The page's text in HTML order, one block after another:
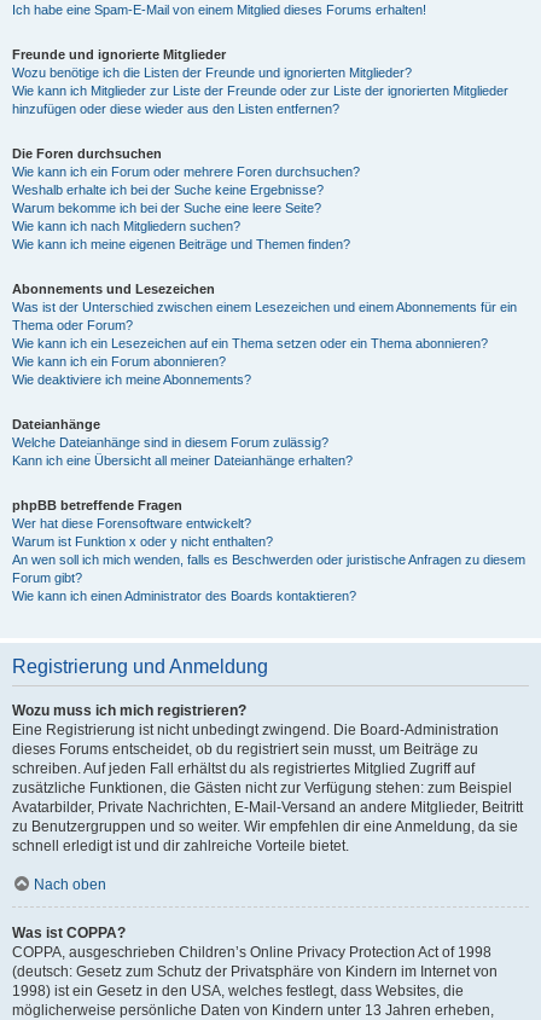
Ich habe eine Spam-E-Mail von einem Mitglied dieses Forums erhalten!
Freunde und ignorierte Mitglieder
Wozu benötige ich die Listen der Freunde und ignorierten Mitglieder?
Wie kann ich Mitglieder zur Liste der Freunde oder zur Liste der ignorierten Mitglieder
hinzufügen oder diese wieder aus den Listen entfernen?
Die Foren durchsuchen
Wie kann ich ein Forum oder mehrere Foren durchsuchen?
Weshalb erhalte ich bei der Suche keine Ergebnisse?
Warum bekomme ich bei der Suche eine leere Seite?
Wie kann ich nach Mitgliedern suchen?
Wie kann ich meine eigenen Beiträge und Themen finden?
Abonnements und Lesezeichen
Was ist der Unterschied zwischen einem Lesezeichen und einem Abonnements für ein
Thema oder Forum?
Wie kann ich ein Lesezeichen auf ein Thema setzen oder ein Thema abonnieren?
Wie kann ich ein Forum abonnieren?
Wie deaktiviere ich meine Abonnements?
Dateianhänge
Welche Dateianhänge sind in diesem Forum zulässig?
Kann ich eine Übersicht all meiner Dateianhänge erhalten?
phpBB betreffende Fragen
Wer hat diese Forensoftware entwickelt?
Warum ist Funktion x oder y nicht enthalten?
An wen soll ich mich wenden, falls es Beschwerden oder juristische Anfragen zu diesem
Forum gibt?
Wie kann ich einen Administrator des Boards kontaktieren?
Registrierung und Anmeldung
Wozu muss ich mich registrieren?
Eine Registrierung ist nicht unbedingt zwingend. Die Board-Administration
dieses Forums entscheidet, ob du registriert sein musst, um Beiträge zu
schreiben. Auf jeden Fall erhältst du als registriertes Mitglied Zugriff auf
zusätzliche Funktionen, die Gästen nicht zur Verfügung stehen: zum Beispiel
Avatarbilder, Private Nachrichten, E-Mail-Versand an andere Mitglieder, Beitritt
zu Benutzergruppen und so weiter. Wir empfehlen dir eine Anmeldung, da sie
schnell erledigt ist und dir zahlreiche Vorteile bietet.
Nach oben
Was ist COPPA?
COPPA, ausgeschrieben Children’s Online Privacy Protection Act of 1998
(deutsch: Gesetz zum Schutz der Privatsphäre von Kindern im Internet von
1998) ist ein Gesetz in den USA, welches festlegt, dass Websites, die
möglicherweise persönliche Daten von Kindern unter 13 Jahren erheben,